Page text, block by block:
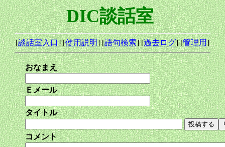
DIC談話室
[談話室入口] [使用説明] [語句検索] [過去ログ] [管理用]
おなまえ
Ｅメール
タイトル
コメント